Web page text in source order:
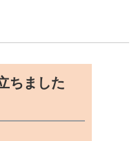
ちました